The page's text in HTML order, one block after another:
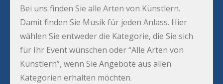
Bei uns finden Sie alle Arten von Künstlern.
Damit finden Sie Musik für jeden Anlass. Hier
wählen Sie entweder die Kategorie, die Sie sich
für Ihr Event wünschen oder “Alle Arten von
Künstlern”, wenn Sie Angebote aus allen
Kategorien erhalten möchten.